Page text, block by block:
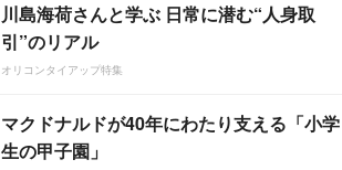
川島海荷さんと学ぶ 日常に潜む“人身取
引”のリアル
オリコンタイアップ特集
マクドナルドが40年にわたり支える「小学
生の甲子園」